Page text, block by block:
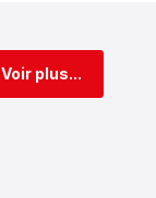
Voir plus...